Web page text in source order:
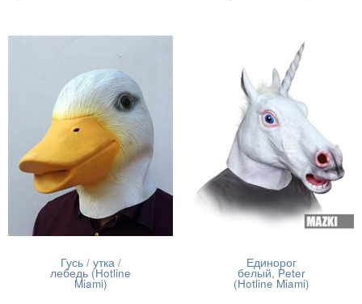
Гусь / утка /
лебедь (Hotline
Miami)
Единорог
белый, Peter
(Hotline Miami)